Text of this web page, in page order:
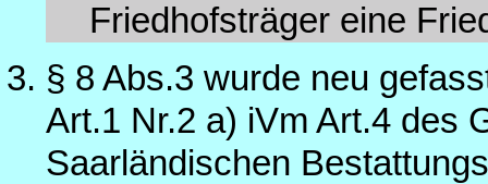
Friedhofsträger eine
§ 8 Abs.3 wurde neu
Art.1 Nr.2 a) iVm Art.4 des
Saarländischen